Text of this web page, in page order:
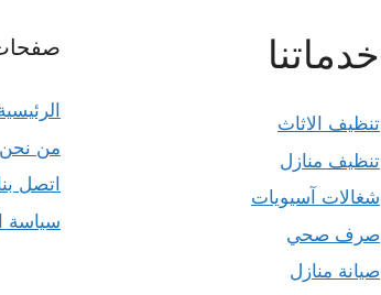
خدماتنا
تنظيف الاثاث
تنظيف منازل
شغالات آسيويات
صرف صحي
صيانة منازل
من نحن
اتصل
سياسة